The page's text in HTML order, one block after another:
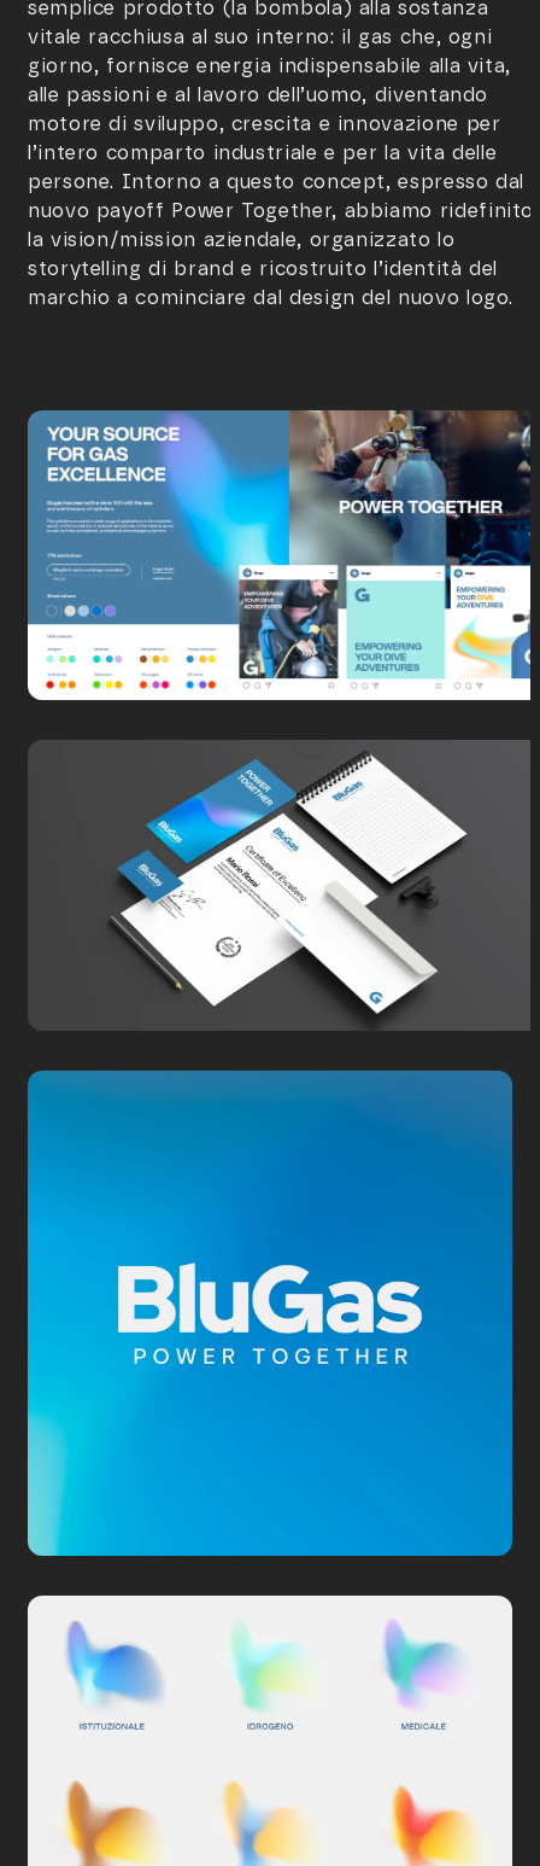
semplice prodotto (la bombola) alla sostanza
vitale racchiusa al suo interno: il gas che, ogni
giorno, fornisce energia indispensabile alla vita,
alle passioni e al lavoro dell’uomo, diventando
motore di sviluppo, crescita e innovazione per
l’intero comparto industriale e per la vita delle
persone. Intorno a questo concept, espresso dal
nuovo payoff Power Together, abbiamo ridefinito
la vision/mission aziendale, organizzato lo
storytelling di brand e ricostruito l’identità del
marchio a cominciare dal design del nuovo logo.